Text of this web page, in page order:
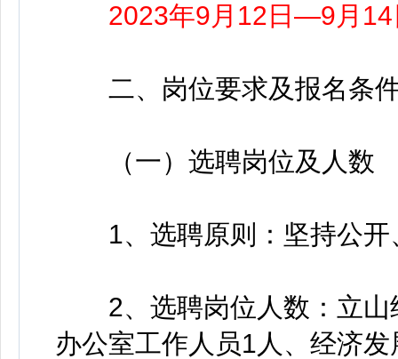
2023年9月12日—9月14
二、岗位要求及报名条
（一）选聘岗位及人数
1、选聘原则：坚持公开
2、选聘岗位人数：立山
办公室工作人员1人、经济